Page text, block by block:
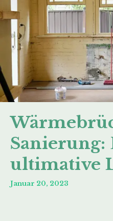
Sanierung:
ultimative
Januar 20, 2023